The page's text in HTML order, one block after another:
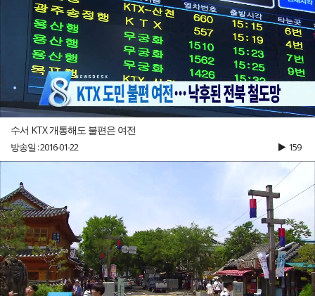
수서 KTX 개통해도 불편은 여전
방송일 : 2016-01-22 159